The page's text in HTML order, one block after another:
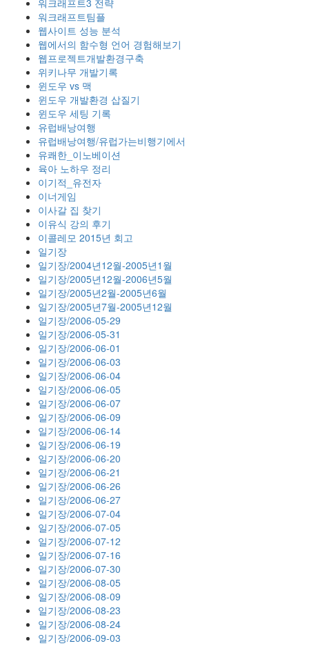
워크래프트3 전략
워크래프트팀플
웹사이트 성능 분석
웹에서의 함수형 언어 경험해보기
웹프로젝트개발환경구축
위키나무 개발기록
윈도우 vs 맥
윈도우 개발환경 삽질기
윈도우 세팅 기록
유럽배낭여행
유럽배낭여행/유럽가는비행기에서
유쾌한_이노베이션
육아 노하우 정리
이기적_유전자
이너게임
이사갈 집 찾기
이유식 강의 후기
이콜레모 2015년 회고
일기장
일기장/2004년12월-2005년1월
일기장/2005년12월-2006년5월
일기장/2005년2월-2005년6월
일기장/2005년7월-2005년12월
일기장/2006-05-29
일기장/2006-05-31
일기장/2006-06-01
일기장/2006-06-03
일기장/2006-06-04
일기장/2006-06-05
일기장/2006-06-07
일기장/2006-06-09
일기장/2006-06-14
일기장/2006-06-19
일기장/2006-06-20
일기장/2006-06-21
일기장/2006-06-26
일기장/2006-06-27
일기장/2006-07-04
일기장/2006-07-05
일기장/2006-07-12
일기장/2006-07-16
일기장/2006-07-30
일기장/2006-08-05
일기장/2006-08-09
일기장/2006-08-23
일기장/2006-08-24
일기장/2006-09-03